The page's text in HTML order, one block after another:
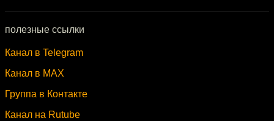
полезные ссылки
Канал в Telegram
Канал в MAX
Группа в Контакте
Канал на Rutube